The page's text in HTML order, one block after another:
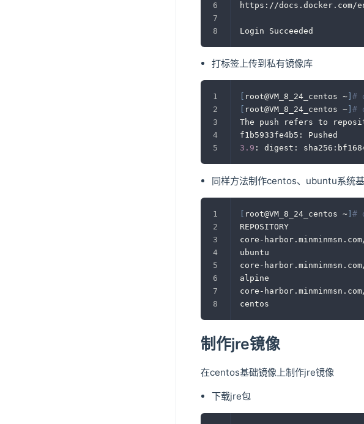
https://docs.docker.com/
Login Succeeded
打标签上传到私有镜像库
root@VM_8_24_centos ~ #
root@VM_8_24_centos ~ #
The push refers to
f1b5933fe4b5: Pushed
3.9 : digest:
同样方法制作centos、ubuntu系统
root@VM_8_24_centos ~ #
REPOSITORY
core-
core-
core-
制作jre镜像
在centos基础镜像上制作jre镜像
下载jre包